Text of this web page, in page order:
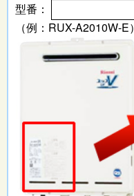
型番：
（例：RUX-A2010W-E）